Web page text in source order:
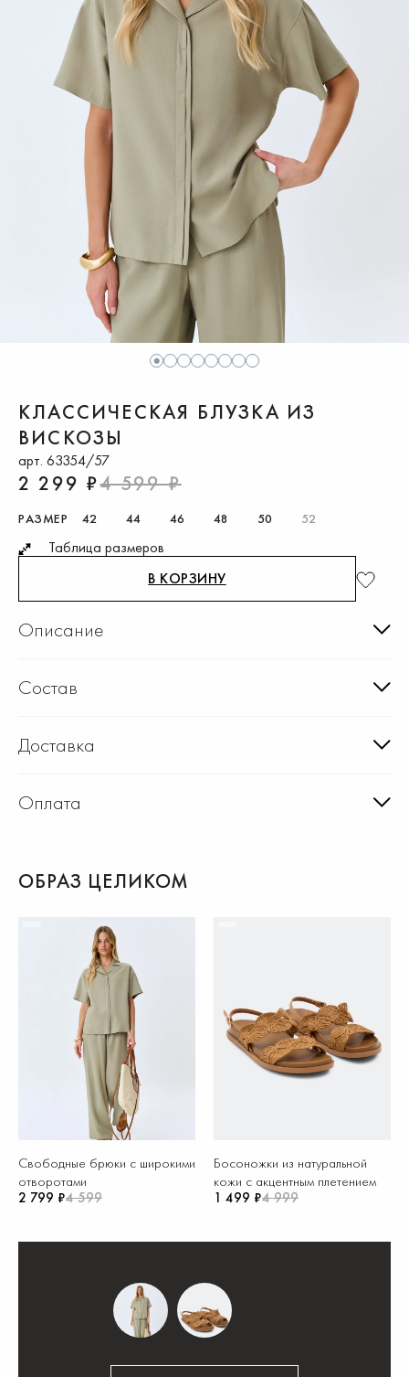
1 2 3 4 5 6 7 8
КЛАССИЧЕСКАЯ БЛУЗКА ИЗ
ВИСКОЗЫ
арт. 63354/57
2 299 ₽4 599 ₽
РАЗМЕР 42 44 46 48 50 52
Таблица размеров
В КОРЗИНУ
Описание
Состав
Доставка
Оплата
ОБРАЗ ЦЕЛИКОМ
Свободные брюки с широкими
отворотами
2 799 ₽4 599
Босоножки из натуральной
кожи с акцентным плетением
1 499 ₽4 999